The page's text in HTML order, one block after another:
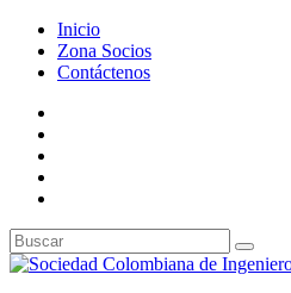
Inicio
Zona Socios
Contáctenos